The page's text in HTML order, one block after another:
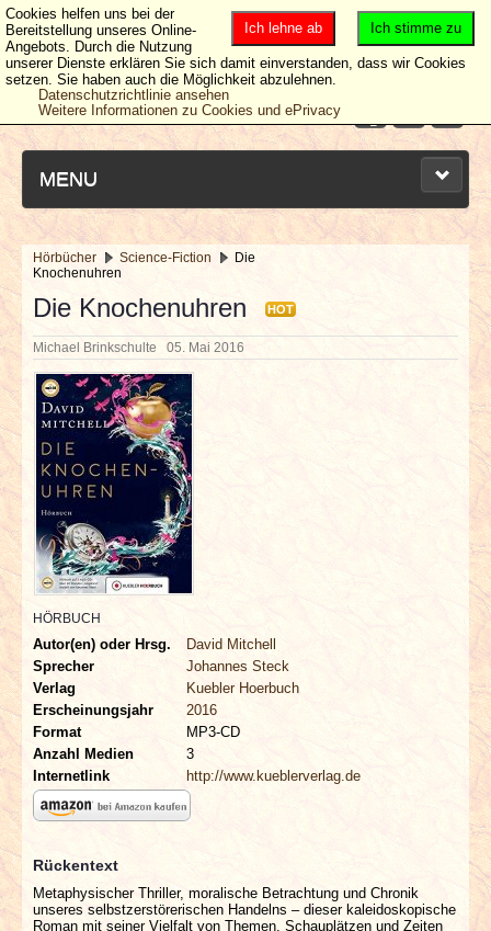
MENU
NEUESTE ARTIKEL
NEWS & DATES
BERICHTE
VERLOSUNGEN
INTERVIEWS
SPECIALS
REDAKTION
LINKS
ARCHIV
Hörbücher Science-Fiction
Die
Knochenuhren
Die Knochenuhren HOT
Michael Brinkschulte 05. Mai 2016
HÖRBUCH
Autor(en) oder Hrsg.
David Mitchell
Sprecher
Johannes Steck
Verlag
Kuebler Hoerbuch
Erscheinungsjahr
2016
Format
MP3-CD
Anzahl Medien
3
Internetlink
http://www.kueblerverlag.de
Rückentext
Metaphysischer Thriller, moralische Betrachtung und Chronik
unseres selbstzerstörerischen Handelns – dieser kaleidoskopische
Roman mit seiner Vielfalt von Themen, Schauplätzen und Zeiten
Ich stimme zu
Ich lehne ab
Cookies helfen uns bei der
Bereitstellung unseres Online-
Angebots. Durch die Nutzung
unserer Dienste erklären Sie sich damit einverstanden, dass wir Cookies
setzen. Sie haben auch die Möglichkeit abzulehnen.
Datenschutzrichtlinie ansehen
Weitere Informationen zu Cookies und ePrivacy